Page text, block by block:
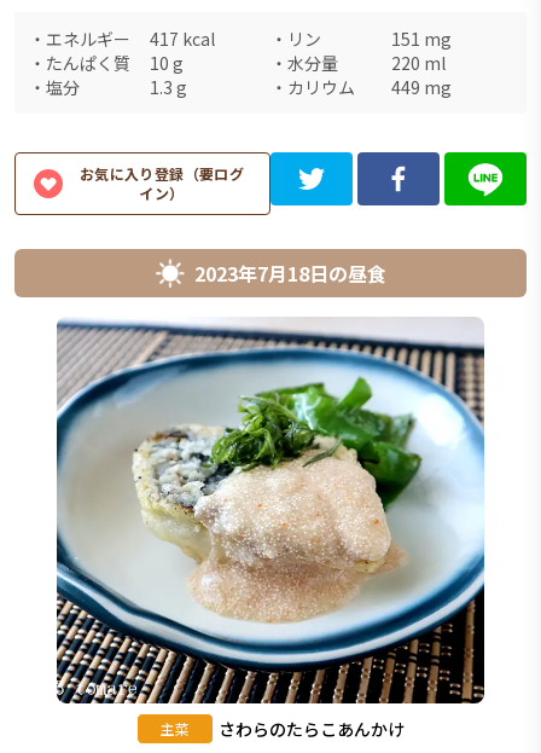
・ エネルギー 417 kcal ・ リン 151 mg
・ たんぱく質 10 g ・ 水分量 220 ml
・ 塩分 1.3 g ・ カリウム 449 mg
お気に入り登録（要ログ
イン）
2023年7月18日の昼食
主菜 さわらのたらこあんかけ